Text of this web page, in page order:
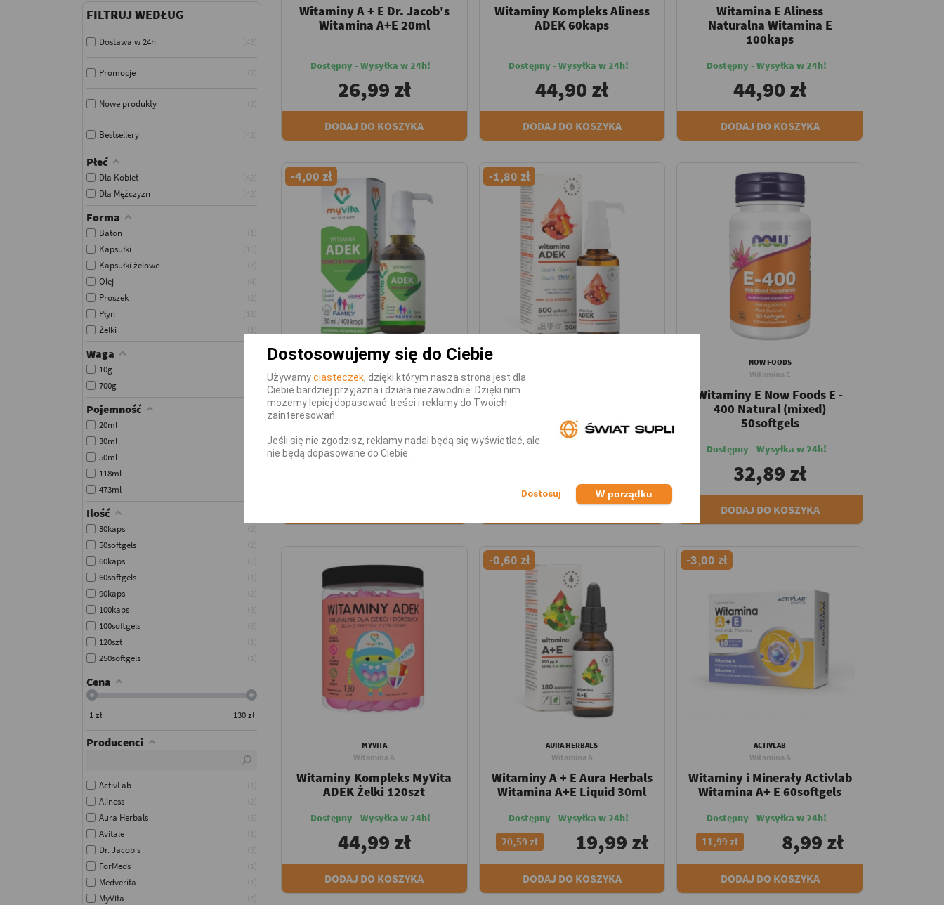
FILTRUJ WEDŁUG
Dostawa w 24h
Promocje
Nowe produkty
Bestsellery
Płeć
Dla Kobiet
Dla Mężczyzn
Forma
Baton
Kapsułki
Kapsułki żelowe
Olej
Proszek
Płyn
Żelki
Waga
10g
700g
Pojemność
20ml
30ml
50ml
118ml
473ml
Ilość
30kaps
50softgels
60kaps
60softgels
90kaps
100kaps
100softgels
120szt
250softgels
Cena
1zł 130zł
Producenci
ActivLab
Aliness
Aura Herbals
Avitale
Dr. Jacob's
ForMeds
Medverita
MyVita
Witaminy A + E Dr. Jacob's
Witamina A+E 20ml
Dostępny - Wysyłka w 24h!
26,99 zł
DODAJ DO KOSZYKA
Witaminy Kompleks Aliness
ADEK 60kaps
Dostępny - Wysyłka w 24h!
44,90 zł
DODAJ DO KOSZYKA
Witamina E Aliness
Naturalna Witamina E
100kaps
Dostępny - Wysyłka w 24h!
44,90 zł
DODAJ DO KOSZYKA
-4,00 zł
MYVITA
Witamina A
Witaminy ADEK MyVita
ADEK dla Dzieci i Dorosłych
Dostępny - Wysyłka w 24h!
-1,80 zł
Witaminy ADEK Aura
Herbals ADEK Dla Rodziny
MCT Liquid 50ml
Dostępny - Wysyłka w 24h!
DODAJ DO KOSZYKA
NOW FOODS
Witamina E
Witaminy E Now Foods E -
400 Natural (mixed)
50softgels
Dostępny - Wysyłka w 24h!
32,89 zł
DODAJ DO KOSZYKA
MYVITA
Witamina A
Witaminy Kompleks MyVita
ADEK Żelki 120szt
Dostępny - Wysyłka w 24h!
44,99 zł
DODAJ DO KOSZYKA
-0,60 zł
AURA HERBALS
Witamina A
Witaminy A + E Aura Herbals
Witamina A+E Liquid 30ml
Dostępny - Wysyłka w 24h!
20,59 zł 19,99 zł
DODAJ DO KOSZYKA
-3,00 zł
ACTIVLAB
Witamina A
Witaminy i Minerały Activlab
Witamina A+ E 60softgels
Dostępny - Wysyłka w 24h!
11,99 zł 8,99 zł
DODAJ DO KOSZYKA
Dostosowujemy się do Ciebie
Używamyciasteczek, dzięki którym nasza strona jest dla
Ciebie bardziej przyjazna i działa niezawodnie. Dzięki nim
możemy lepiej dopasować treści i reklamy do Twoich
zainteresowań.
Jeśli się nie zgodzisz, reklamy nadal będą się wyświetlać, ale
nie będą dopasowane do Ciebie.
W porządku